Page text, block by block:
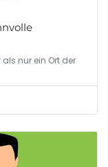
nur ein Ort der